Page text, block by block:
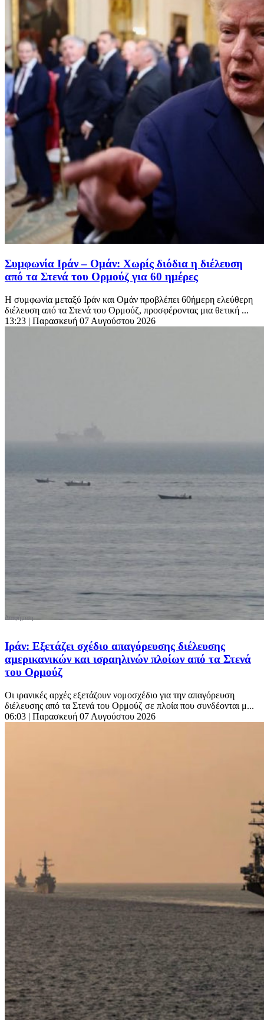
Συμφωνία Ιράν – Ομάν: Χωρίς διόδια η διέλευση
από τα Στενά του Ορμούζ για 60 ημέρες
Η συμφωνία μεταξύ Ιράν και Ομάν προβλέπει 60ήμερη ελεύθερη
διέλευση από τα Στενά του Ορμούζ, προσφέροντας μια θετική ...
13:23 | Παρασκευή 07 Αυγούστου 2026
Ιράν: Εξετάζει σχέδιο απαγόρευσης διέλευσης
αμερικανικών και ισραηλινών πλοίων από τα Στενά
του Ορμούζ
Οι ιρανικές αρχές εξετάζουν νομοσχέδιο για την απαγόρευση
διέλευσης από τα Στενά του Ορμούζ σε πλοία που συνδέονται μ...
06:03 | Παρασκευή 07 Αυγούστου 2026